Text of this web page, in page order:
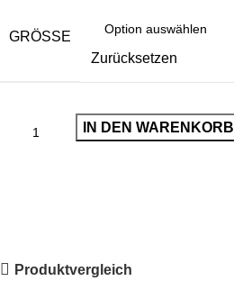
GRÖSSE
Zurücksetzen
IN DEN WARENKORB
Produktvergleich